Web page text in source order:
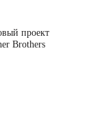
проект
Brothers